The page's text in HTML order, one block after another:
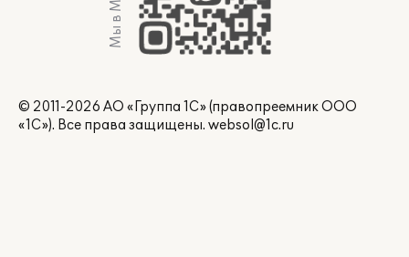
Мы в Max
© 2011-2026 АО «Группа 1С» (правопреемник ООО
«1С»). Все права защищены. websol@1c.ru